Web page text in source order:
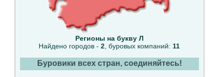
Регионы на букву Л
Найдено городов -2, буровых компаний:11
Буровики всех стран, соединяйтесь!